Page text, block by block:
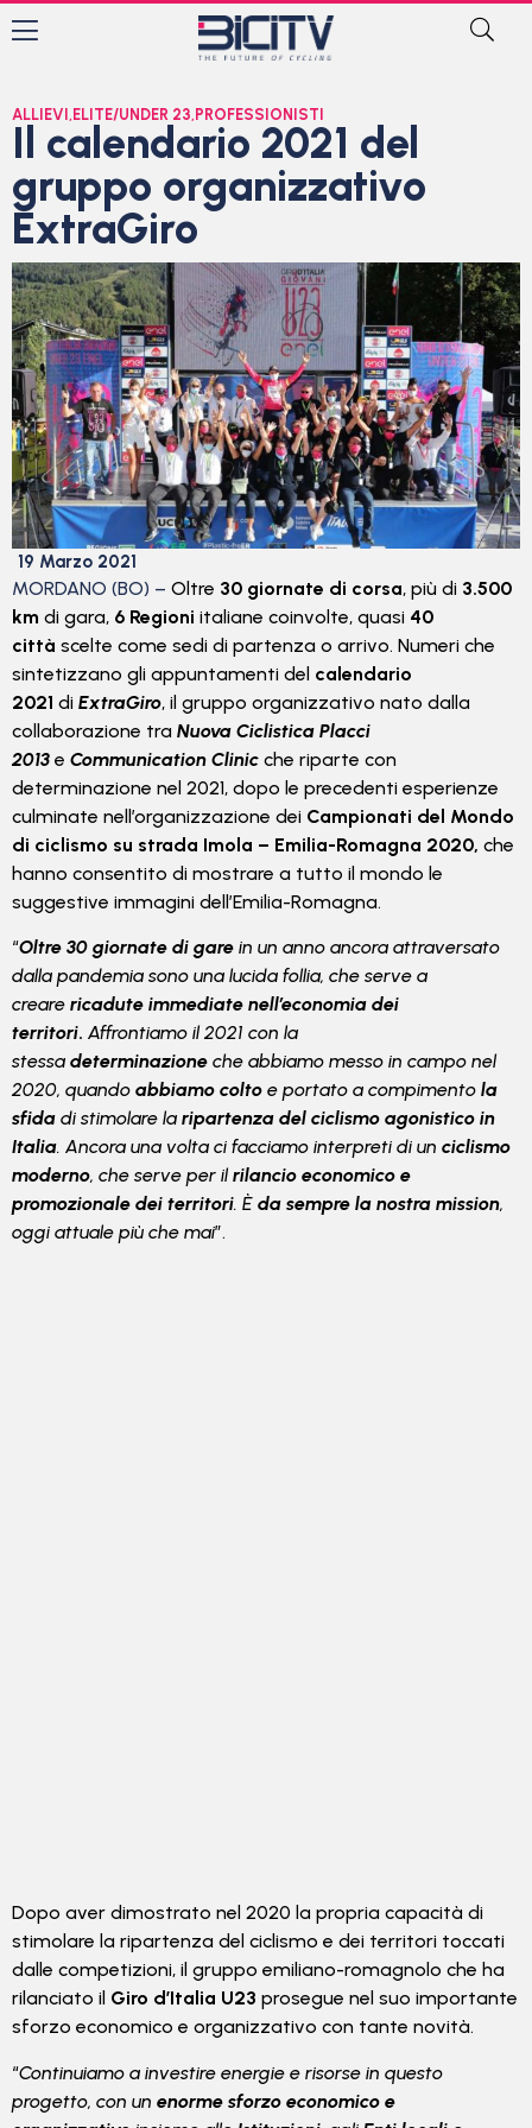
ALLIEVI , ELITE/UNDER 23, PROFESSIONISTI
Il calendario 2021 del
gruppo organizzativo
ExtraGiro
19 Marzo 2021
MORDANO (BO) – Oltre 30 giornate di corsa, più di 3.500
km di gara, 6 Regioni italiane coinvolte, quasi 40
città scelte come sedi di partenza o arrivo. Numeri che
sintetizzano gli appuntamenti del calendario
2021 di ExtraGiro, il gruppo organizzativo nato dalla
collaborazione tra Nuova Ciclistica Placci
2013 e Communication Clinic che riparte con
determinazione nel 2021, dopo le precedenti esperienze
culminate nell’organizzazione dei Campionati del Mondo
di ciclismo su strada Imola – Emilia-Romagna 2020, che
hanno consentito di mostrare a tutto il mondo le
suggestive immagini dell’Emilia-Romagna.
“Oltre 30 giornate di gare in un anno ancora attraversato
dalla pandemia sono una lucida follia, che serve a
creare ricadute immediate nell’economia dei
territori. Affrontiamo il 2021 con la
stessa determinazione che abbiamo messo in campo nel
2020, quando abbiamo colto e portato a compimento la
sfida di stimolare la ripartenza del ciclismo agonistico in
Italia. Ancora una volta ci facciamo interpreti di un ciclismo
moderno, che serve per il rilancio economico e
promozionale dei territori. È da sempre la nostra mission,
oggi attuale più che mai”.
Dopo aver dimostrato nel 2020 la propria capacità di
stimolare la ripartenza del ciclismo e dei territori toccati
dalle competizioni, il gruppo emiliano-romagnolo che ha
rilanciato il Giro d’Italia U23 prosegue nel suo importante
sforzo economico e organizzativo con tante novità.
“Continuiamo a investire energie e risorse in questo
progetto, con un enorme sforzo economico e